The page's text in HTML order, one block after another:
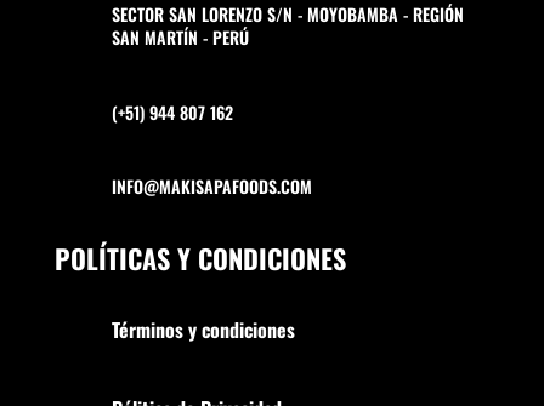
SECTOR SAN LORENZO S/N - MOYOBAMBA - REGIÓN
SAN MARTÍN - PERÚ
(+51) 944 807 162
INFO@MAKISAPAFOODS.COM
POLÍTICAS Y CONDICIONES
Términos y condiciones